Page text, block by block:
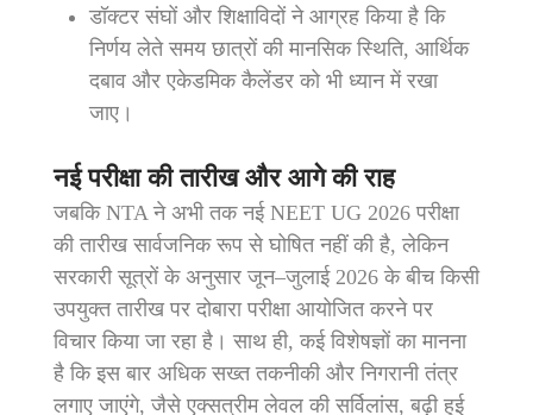
डॉक्टर संघों और शिक्षाविदों ने आग्रह किया है कि
निर्णय लेते समय छात्रों की मानसिक स्थिति, आर्थिक
दबाव और एकेडमिक कैलेंडर को भी ध्यान में रखा
जाए।
नई परीक्षा की तारीख और आगे की राह
जबकि NTA ने अभी तक नई NEET UG 2026 परीक्षा
की तारीख सार्वजनिक रूप से घोषित नहीं की है, लेकिन
सरकारी सूत्रों के अनुसार जून–जुलाई 2026 के बीच किसी
उपयुक्त तारीख पर दोबारा परीक्षा आयोजित करने पर
विचार किया जा रहा है। साथ ही, कई विशेषज्ञों का मानना
है कि इस बार अधिक सख्त तकनीकी और निगरानी तंत्र
लगाए जाएंगे, जैसे एक्सत्रीम लेवल की सर्विलांस, बढ़ी हुई